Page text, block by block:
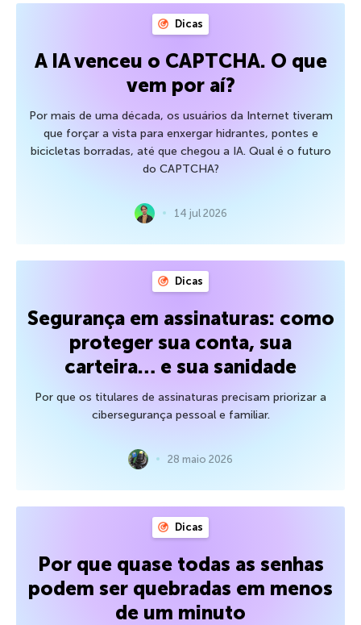
Dicas
A IA venceu o CAPTCHA. O que
vem por aí?
Por mais de uma década, os usuários da Internet tiveram
que forçar a vista para enxergar hidrantes, pontes e
bicicletas borradas, até que chegou a IA. Qual é o futuro
do CAPTCHA?
14 jul 2026
Dicas
Segurança em assinaturas: como
proteger sua conta, sua
carteira… e sua sanidade
Por que os titulares de assinaturas precisam priorizar a
cibersegurança pessoal e familiar.
28 maio 2026
Dicas
Por que quase todas as senhas
podem ser quebradas em menos
de um minuto